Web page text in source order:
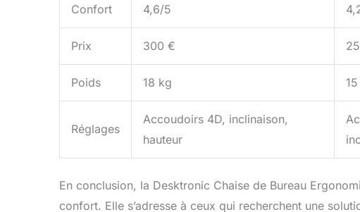
Confort 4,6/5
Prix 300 €
Poids 18 kg
Réglages
Accoudoirs 4D, inclinaison,
hauteur
En conclusion, la Desktronic Chaise de Bureau
confort. Elle s’adresse à ceux qui recherchent une